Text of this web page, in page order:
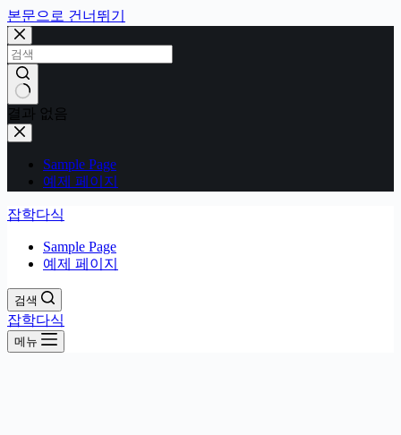
본문으로 건너뛰기
결과 없음
Sample Page
예제 페이지
잡학다식
Sample Page
예제 페이지
검색
잡학다식
메뉴